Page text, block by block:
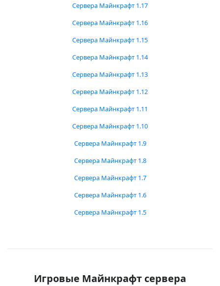
Сервера Майнкрафт 1.17
Сервера Майнкрафт 1.16
Сервера Майнкрафт 1.15
Сервера Майнкрафт 1.14
Сервера Майнкрафт 1.13
Сервера Майнкрафт 1.12
Сервера Майнкрафт 1.11
Сервера Майнкрафт 1.10
Сервера Майнкрафт 1.9
Сервера Майнкрафт 1.8
Сервера Майнкрафт 1.7
Сервера Майнкрафт 1.6
Сервера Майнкрафт 1.5
Игровые Майнкрафт сервера